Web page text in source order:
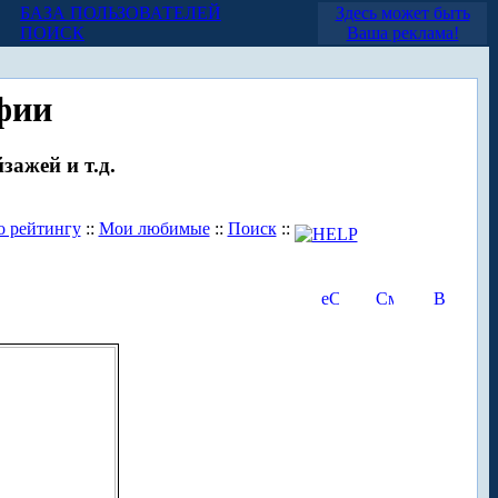
БАЗА ПОЛЬЗОВАТЕЛЕЙ
ПОИСК
Здесь может быть
Ваша реклама!
и т.д.
рейтингу:: Мои любимые:: Поиск::